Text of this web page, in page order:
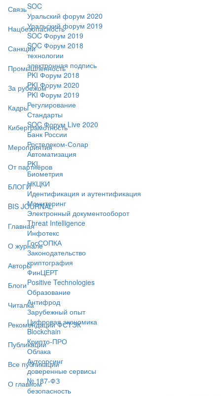
Связь
Нацбезопасность
Санкции
Промышленность
За рубежом
Кадры
Киберграмотность
Мероприятия
От партнёров
БЛОГИ
BIS JOURNAL
Главная
О журнале
Авторы
Блоги
Читалка
Рекомендации ФСТЭК
Публикации
Все публикации
О главном
SOC
Уральский форум 2020
Уральский форум 2019
SOC Форум 2019
SOC Форум 2018
технологии
электронная подпись
PKI Форум 2018
PKI Форум 2020
PKI Форум 2019
Регулирование
Стандарты
SOC Форум Live 2020
Банк России
Ростелеком-Солар
Автоматизация
PKI
Биометрия
НКЦКИ
Идентификация и аутентификация
Мониторинг
Электронный документооборот
Threat Intelligence
Инфотекс
ГосСОПКА
Законодательство
криптография
ФинЦЕРТ
Positive Technologies
Образование
Антифрод
Зарубежный опыт
Цифровая экономика
Blockchain
Крипто-ПРО
Облака
Аутсорсинг
доверенные сервисы
№ 187-ФЗ
безопасность